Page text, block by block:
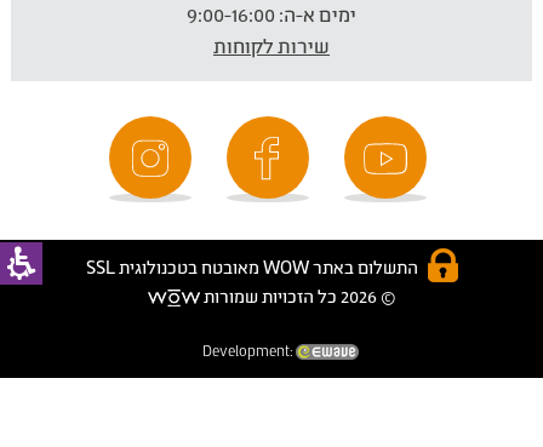
ימים א-ה:
שירות לקוחות
התשלום באתר WOW מאובטח בטכנולוגית SSL
© 2026 כל הזכויות שמורות
Development: